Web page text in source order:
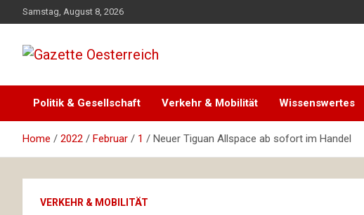
to
Samstag, August 8, 2026
Gazette Oesterreich
Politik & Gesellschaft Verkehr & Mobilität Wissenswertes
Home 2022 Februar 1 Neuer Tiguan Allspace ab sofort im Handel
VERKEHR & MOBILITÄT